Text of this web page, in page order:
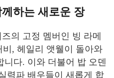
하는 새로운 장
의 고정 멤버인 빙 라메
, 헤일리 앳웰이 돌아와
니다. 이와 더불어 밥 오덴
력파 배우들이 새롭게 합